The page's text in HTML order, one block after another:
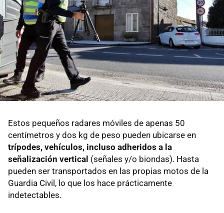
Estos pequeños radares móviles de apenas 50
centímetros y dos kg de peso pueden ubicarse en
trípodes, vehículos, incluso adheridos a la
señalización vertical (señales y/o biondas). Hasta
pueden ser transportados en las propias motos de la
Guardia Civil, lo que los hace prácticamente
indetectables.